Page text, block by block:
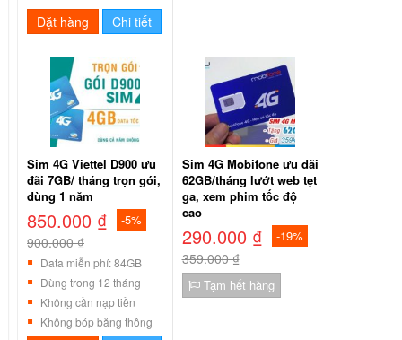
Đặt hàng Chi tiết
Sim 4G Viettel D900 ưu
đãi 7GB/ tháng trọn gói,
dùng 1 năm
850.000 ₫ -5%
900.000 ₫
Data miễn phí: 84GB
Dùng trong 12 tháng
Không cần nạp tiền
Không bóp băng thông
Sim 4G Mobifone ưu đãi
62GB/tháng lướt web tẹt
ga, xem phim tốc độ
cao
290.000 ₫ -19%
359.000 ₫
Tạm hết hàng